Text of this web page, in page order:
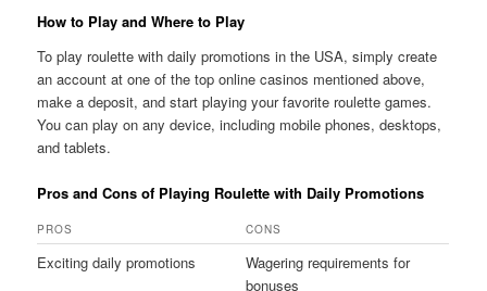
How to Play and Where to Play
To play roulette with daily promotions in the USA, simply create
an account at one of the top online casinos mentioned above,
make a deposit, and start playing your favorite roulette games.
You can play on any device, including mobile phones, desktops,
and tablets.
Pros and Cons of Playing Roulette with Daily Promotions
PROS CONS
Exciting daily promotions
Wagering requirements for
bonuses